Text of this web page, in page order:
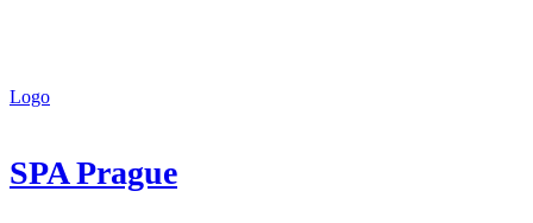
Logo
SPA Prague